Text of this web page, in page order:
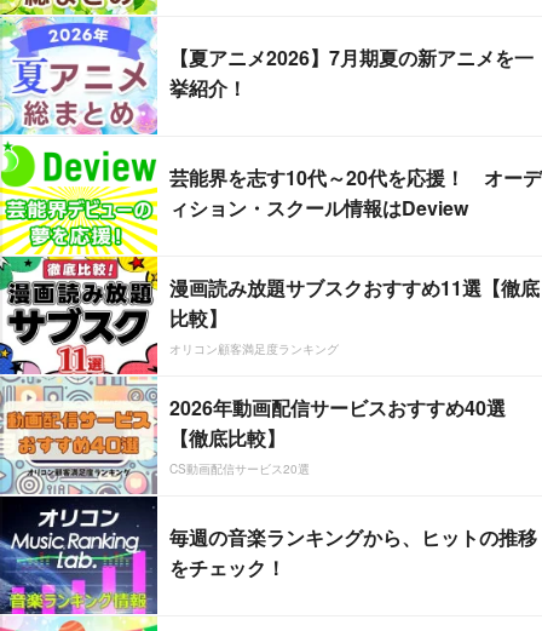
【夏アニメ2026】7月期夏の新アニメを一
挙紹介！
芸能界を志す10代～20代を応援！ オーデ
ィション・スクール情報はDeview
漫画読み放題サブスクおすすめ11選【徹底
比較】
オリコン顧客満足度ランキング
2026年動画配信サービスおすすめ40選
【徹底比較】
CS動画配信サービス20選
毎週の音楽ランキングから、ヒットの推移
をチェック！